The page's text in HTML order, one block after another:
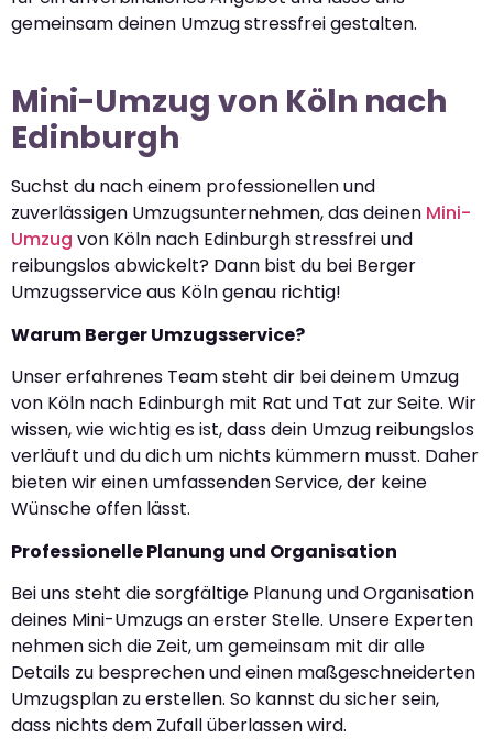
gemeinsam deinen Umzug stressfrei gestalten.
Mini-Umzug von Köln nach
Edinburgh
Suchst du nach einem professionellen und
zuverlässigen Umzugsunternehmen, das deinen Mini-
Umzug von Köln nach Edinburgh stressfrei und
reibungslos abwickelt? Dann bist du bei Berger
Umzugsservice aus Köln genau richtig!
Warum Berger Umzugsservice?
Unser erfahrenes Team steht dir bei deinem Umzug
von Köln nach Edinburgh mit Rat und Tat zur Seite. Wir
wissen, wie wichtig es ist, dass dein Umzug reibungslos
verläuft und du dich um nichts kümmern musst. Daher
bieten wir einen umfassenden Service, der keine
Wünsche offen lässt.
Professionelle Planung und Organisation
Bei uns steht die sorgfältige Planung und Organisation
deines Mini-Umzugs an erster Stelle. Unsere Experten
nehmen sich die Zeit, um gemeinsam mit dir alle
Details zu besprechen und einen maßgeschneiderten
Umzugsplan zu erstellen. So kannst du sicher sein,
dass nichts dem Zufall überlassen wird.